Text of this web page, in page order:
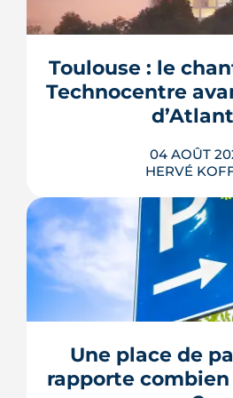
Toulouse : le
Technocentre
04 AOÛT
HERVÉ
Avenue d'Atlanta, à la
chantier de six hectares
coulisses techniques
Métropole. Derrière les
déménagement de
chiffrages officiels et
environnemental.
Une place de
rapporte combien